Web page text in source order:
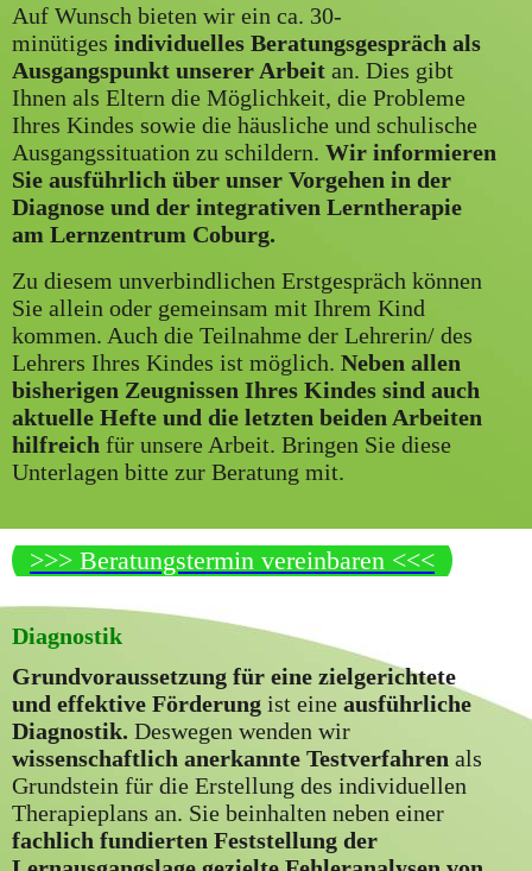
Auf Wunsch bieten wir ein ca. 30-
minütiges individuelles Beratungsgespräch als
Ausgangspunkt unserer Arbeit an. Dies gibt
Ihnen als Eltern die Möglichkeit, die Probleme
Ihres Kindes sowie die häusliche und schulische
Ausgangssituation zu schildern. Wir informieren
Sie ausführlich über unser Vorgehen in der
Diagnose und der integrativen Lerntherapie
am Lernzentrum Coburg.
Zu diesem unverbindlichen Erstgespräch können
Sie allein oder gemeinsam mit Ihrem Kind
kommen. Auch die Teilnahme der Lehrerin/ des
Lehrers Ihres Kindes ist möglich. Neben allen
bisherigen Zeugnissen Ihres Kindes sind auch
aktuelle Hefte und die letzten beiden Arbeiten
hilfreich für unsere Arbeit. Bringen Sie diese
Unterlagen bitte zur Beratung mit.
>>> Beratungstermin vereinbaren <<<
Diagnostik
Grundvoraussetzung für eine zielgerichtete
und effektive Förderung ist eine ausführliche
Diagnostik. Deswegen wenden wir
wissenschaftlich anerkannte Testverfahren als
Grundstein für die Erstellung des individuellen
Therapieplans an. Sie beinhalten neben einer
fachlich fundierten Feststellung der